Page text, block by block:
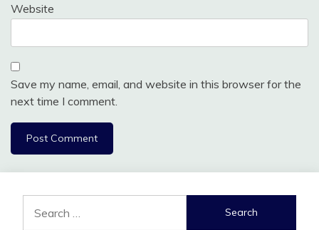
Website
Save my name, email, and website in this browser for the
next time I comment.
for: